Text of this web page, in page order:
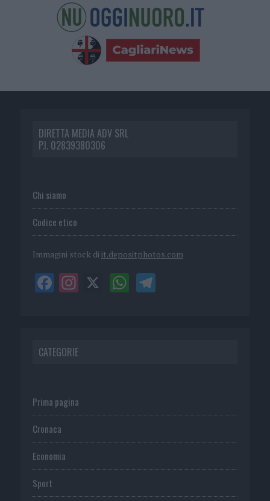
DIRETTA MEDIA ADV SRL
P.I. 02839380306
Chi siamo
Codice etico
Immagini stock di it.depositphotos.com
CATEGORIE
Prima pagina
Cronaca
Economia
Sport